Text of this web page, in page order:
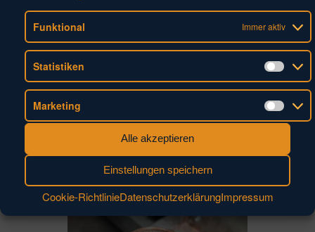
Funktional Immer aktiv
Statistiken
Marketing
Alle akzeptieren
Einstellungen speichern
Cookie-RichtlinieDatenschutzerklärungImpressum